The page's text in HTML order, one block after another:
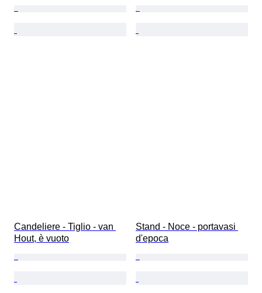
Candeliere - Tiglio - van
Hout, è vuoto
Stand - Noce - portavasi
d'epoca